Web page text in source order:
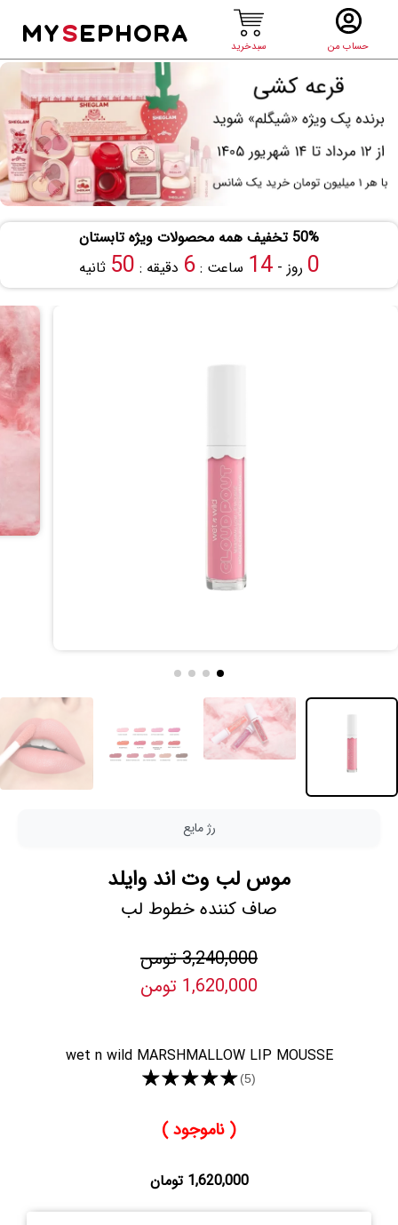
حساب من سبدخرید
MYSEPHORA
50% تخفیف همه محصولات ویژه تابستان
0 روز -14 ساعت :6 دقیقه : 49 ثانیه
رژ مایع
موس لب وت اند وایلد
صاف کننده خطوط لب
3,240,000 تومن
1,620,000 تومن
wet n wild MARSHMALLOW LIP MOUSSE
★★★★★(5)
( ناموجود )
1,620,000 تومان